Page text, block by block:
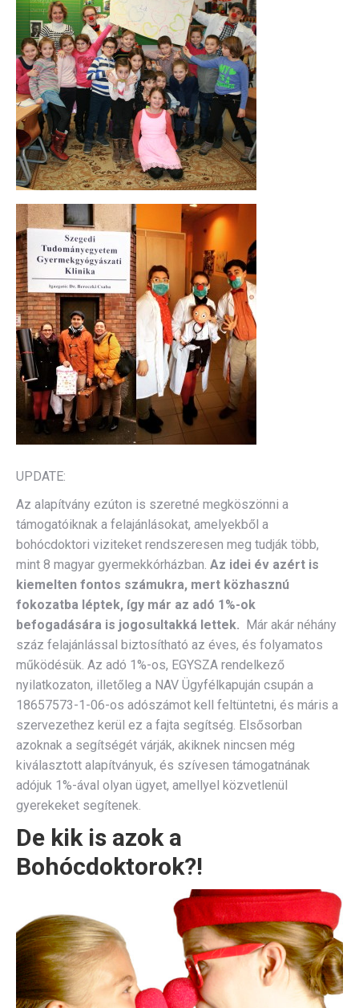
UPDATE:
Az alapítvány ezúton is szeretné megköszönni a
támogatóiknak a felajánlásokat, amelyekből a
bohócdoktori viziteket rendszeresen meg tudják több,
mint 8 magyar gyermekkórházban. Az idei év azért is
kiemelten fontos számukra, mert közhasznú
fokozatba léptek, így már az adó 1%-ok
befogadására is jogosultakká lettek. Már akár néhány
száz felajánlással biztosítható az éves, és folyamatos
működésük. Az adó 1%-os, EGYSZA rendelkező
nyilatkozaton, illetőleg a NAV Ügyfélkapuján csupán a
18657573-1-06-os adószámot kell feltüntetni, és máris a
szervezethez kerül ez a fajta segítség. Elsősorban
azoknak a segítségét várják, akiknek nincsen még
kiválasztott alapítványuk, és szívesen támogatnának
adójuk 1%-ával olyan ügyet, amellyel közvetlenül
gyerekeket segítenek.
De kik is azok a
Bohócdoktorok?!